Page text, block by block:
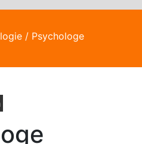
/ Psychologe